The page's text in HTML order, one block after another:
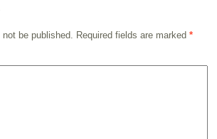
be published. Required fields are marked *